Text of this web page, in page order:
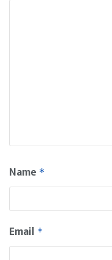
Name *
Email *